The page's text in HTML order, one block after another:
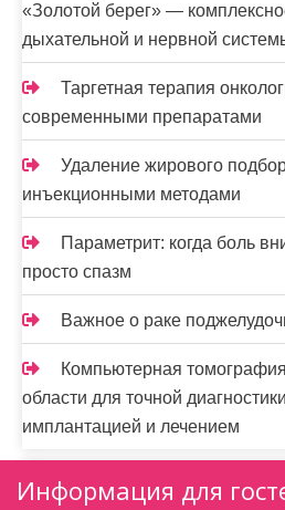
«Золотой берег» —
дыхательной и нервной
Таргетная терапия
современными препаратами
Удаление жирового
инъекционными методами
Параметрит: когда боль
просто спазм
Важное о раке
Компьютерная
области для точной
имплантацией и лечением
Информация для